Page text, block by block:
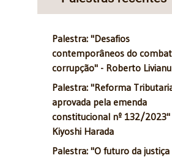
Palestra: "Desafios
contemporâneos do
corrupção" - Roberto Livianu
Palestra: "Reforma
aprovada pela emenda
constitucional nº 132/2023"
Kiyoshi Harada
Palestra: "O futuro da justiça